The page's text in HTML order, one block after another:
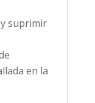
suprimir
en la